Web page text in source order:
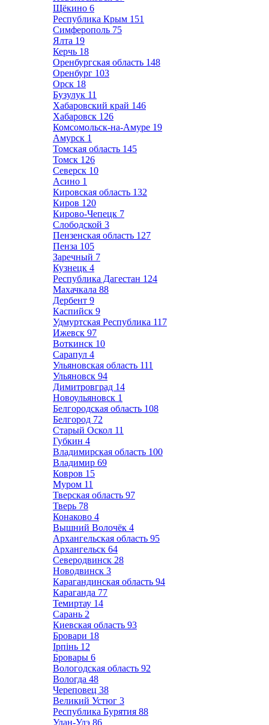
Щёкино 6
Республика Крым 151
Симферополь 75
Ялта 19
Керчь 18
Оренбургская область 148
Оренбург 103
Орск 18
Бузулук 11
Хабаровский край 146
Хабаровск 126
Комсомольск-на-Амуре 19
Амурск 1
Томская область 145
Томск 126
Северск 10
Асино 1
Кировская область 132
Киров 120
Кирово-Чепецк 7
Слободской 3
Пензенская область 127
Пенза 105
Заречный 7
Кузнецк 4
Республика Дагестан 124
Махачкала 88
Дербент 9
Каспийск 9
Удмуртская Республика 117
Ижевск 97
Воткинск 10
Сарапул 4
Ульяновская область 111
Ульяновск 94
Димитровград 14
Новоульяновск 1
Белгородская область 108
Белгород 72
Старый Оскол 11
Губкин 4
Владимирская область 100
Владимир 69
Ковров 15
Муром 11
Тверская область 97
Тверь 78
Конаково 4
Вышний Волочёк 4
Архангельская область 95
Архангельск 64
Северодвинск 28
Новодвинск 3
Карагандинская область 94
Караганда 77
Темиртау 14
Сарань 2
Киевская область 93
Бровари 18
Ірпінь 12
Бровары 6
Вологодская область 92
Вологда 48
Череповец 38
Великий Устюг 3
Республика Бурятия 88
Улан-Удэ 86